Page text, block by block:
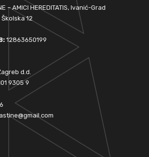
– AMICI HEREDITATIS, Ivanić-Grad
12
12863650199
d.d.
9305 9